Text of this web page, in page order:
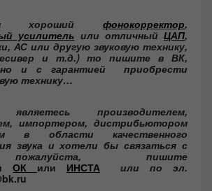
хороший фонокорректор,
усилитель или отличныйЦАП,
АС или другую звуковую технику,
и т.д.) то пишите в ВК,
и с гарантией приобрести
технику…
производителем,
импортером, дистрибьютором
в области качественного
звука и хотели бы связаться с
пишите
ОК или ИНСТА
или по эл.